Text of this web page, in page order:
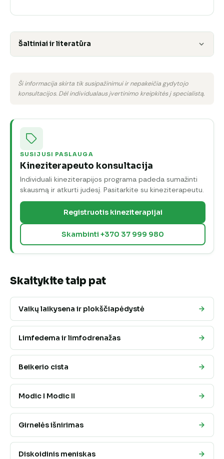
Šaltiniai ir literatūra
Ši informacija skirta tik susipažinimui ir nepakeičia gydytojo
konsultacijos. Dėl individualaus įvertinimo kreipkitės į specialistą.
SUSIJUSI PASLAUGA
Kineziterapeuto konsultacija
Individuali kineziterapijos programa padeda sumažinti
skausmą ir atkurti judesį. Pasitarkite su kineziterapeutu.
Registruotis kineziterapijai
Skambinti +370 37 999 980
Skaitykite taip pat
Vaikų laikysena ir plokščiapėdystė
Limfedema ir limfodrenažas
Beikerio cista
Modic I Modic II
Girnelės išnirimas
Diskoidinis meniskas